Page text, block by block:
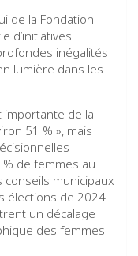
de la Fondation
d’initiatives
inégalités
lumière dans les
de la
51 % », mais
de femmes au
municipaux
élections de 2024
un décalage
des femmes